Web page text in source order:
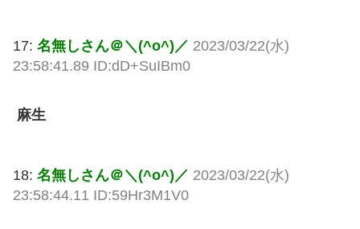
17: 名無しさん＠＼(^o^)／ 2023/03/22(水)
23:58:41.89 ID:dD+SuIBm0
麻生
18: 名無しさん＠＼(^o^)／ 2023/03/22(水)
23:58:44.11 ID:59Hr3M1V0